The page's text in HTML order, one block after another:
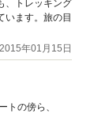
、トレッキング
います。旅の目
年01月15日
トの傍ら、